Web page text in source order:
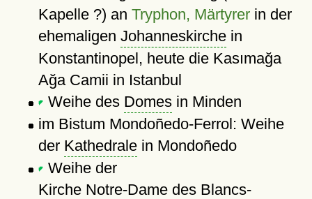
Kapelle ?) an Tryphon, Märtyrerin der
ehemaligen Johanneskirchein
Konstantinopel, heute die Kasımağa
Ağa Camii in Istanbul
Weihe des Domesin Minden
im Bistum Mondoñedo-Ferrol: Weihe
der Kathedralein Mondoñedo
Weihe der
Kirche Notre-Dame des Blancs-